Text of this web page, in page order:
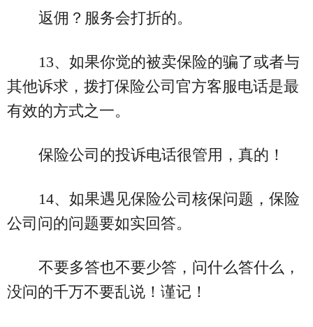
返佣？服务会打折的。
13、如果你觉的被卖保险的骗了或者与
其他诉求，拨打保险公司官方客服电话是最
有效的方式之一。
保险公司的投诉电话很管用，真的！
14、如果遇见保险公司核保问题，保险
公司问的问题要如实回答。
不要多答也不要少答，问什么答什么，
没问的千万不要乱说！谨记！